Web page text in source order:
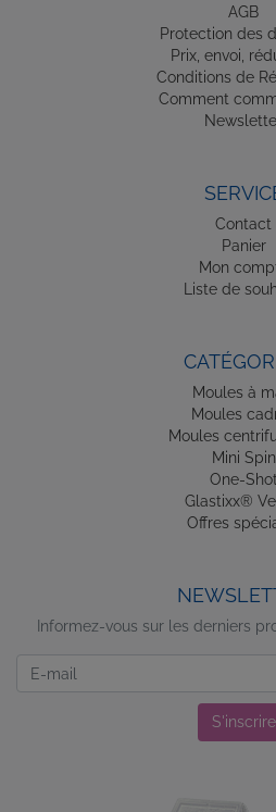
AGB
Protection des
Prix, envoi,
Conditions de
Comment
Contact
Panier
Mon
Liste de
Moules à
Moules
Moules
Mini Spin
One-Shot
Glastixx®
Offres
Informez-vous sur les derniers
S'inscrire